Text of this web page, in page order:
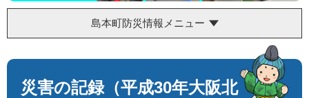
島本町防災情報メニュー
文
災害の記録（平成30年大阪北